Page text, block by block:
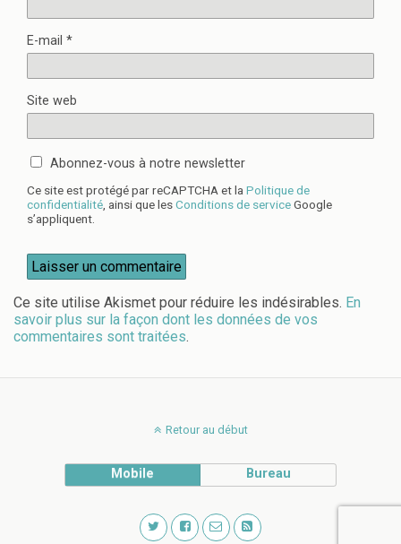
E-mail *
Site web
Abonnez-vous à notre newsletter
Ce site est protégé par reCAPTCHA et laPolitique de
confidentialité, ainsi que lesConditions de serviceGoogle
s’appliquent.
Ce site utilise Akismet pour réduire les indésirables. En
savoir plus sur la façon dont les données de vos
commentaires sont traitées.
Retour au début
Mobile Bureau